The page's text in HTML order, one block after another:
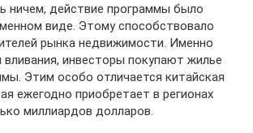
ничем, действие программы было
виде. Этому способствовало
рынка недвижимости. Именно
инвесторы покупают жилье
Этим особо отличается китайская
ежегодно приобретает в регионах
миллиардов долларов.